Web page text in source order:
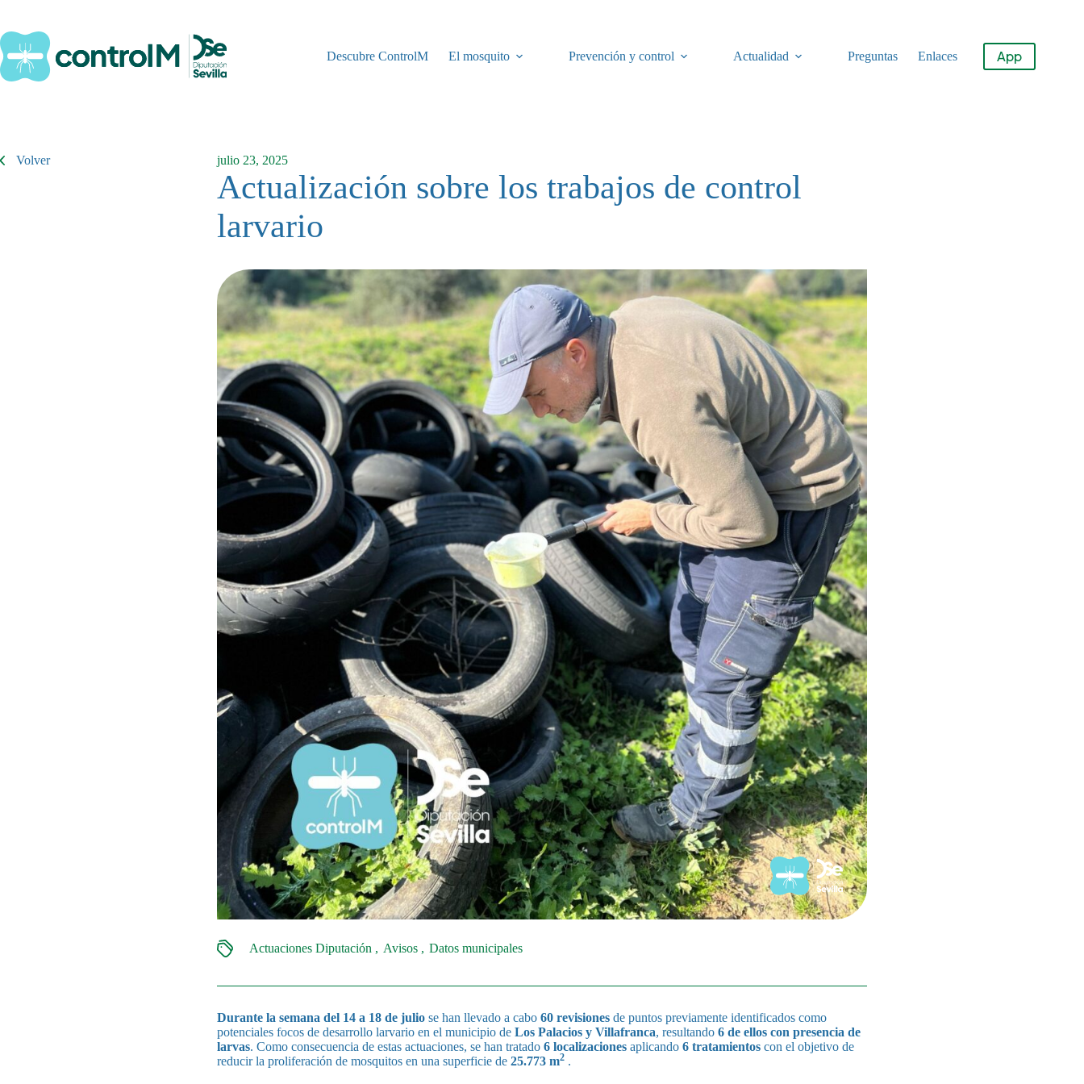
contenido
Descubre ControlM
El mosquito Prevención y control Actualidad Preguntas Enlaces App
Volver julio 23, 2025
Actualización sobre los trabajos de control
larvario
Actuaciones Diputación Avisos Datos municipales
Durante la semana del 14 a 18 de juliose han llevado a cabo 60 revisionesde puntos previamente identificados como
potenciales focos de desarrollo larvario en el municipio de Los Palacios y Villafranca, resultando 6 de ellos con presencia de
larvas. Como consecuencia de estas actuaciones, se han tratado 6 localizacionesaplicando 6 tratamientoscon el objetivo de
reducir la proliferación de mosquitos en una superficie de 25.773 m2.